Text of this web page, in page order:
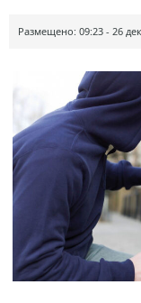
Размещено: 09:23 - 26